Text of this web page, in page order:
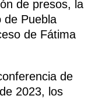
de presos, la
de Puebla
de Fátima
de
2023, los